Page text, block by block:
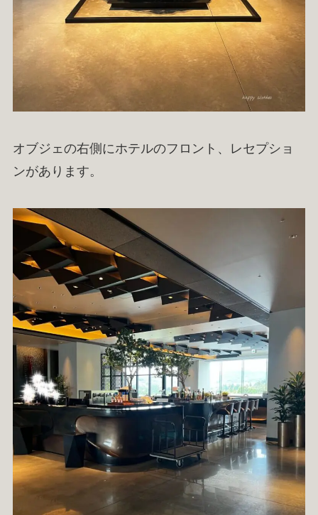
オブジェの右側にホテルのフロント、レセプショ
ンがあります。